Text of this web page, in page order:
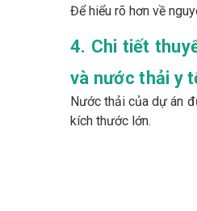
Để hiểu rõ hơn về
4. Chi tiết
và nước thải y
Nước thải của dự án
kích thước lớn.